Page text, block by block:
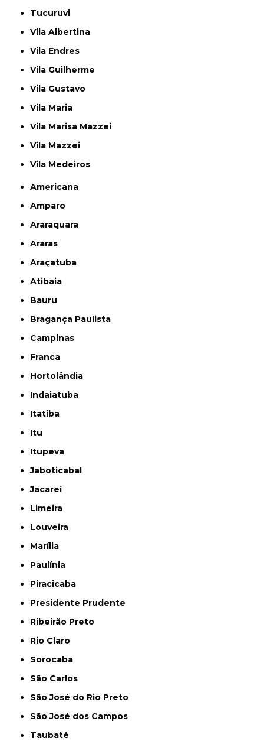
Tucuruvi
Vila Albertina
Vila Endres
Vila Guilherme
Vila Gustavo
Vila Maria
Vila Marisa Mazzei
Vila Mazzei
Vila Medeiros
Americana
Amparo
Araraquara
Araras
Araçatuba
Atibaia
Bauru
Bragança Paulista
Campinas
Franca
Hortolândia
Indaiatuba
Itatiba
Itu
Itupeva
Jaboticabal
Jacareí
Limeira
Louveira
Marília
Paulínia
Piracicaba
Presidente Prudente
Ribeirão Preto
Rio Claro
Sorocaba
São Carlos
São José do Rio Preto
São José dos Campos
Taubaté